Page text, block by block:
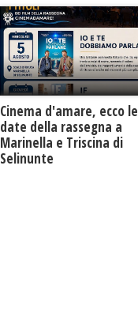
Cinema d'amare, ecco le
date della rassegna a
Marinella e Triscina di
Selinunte